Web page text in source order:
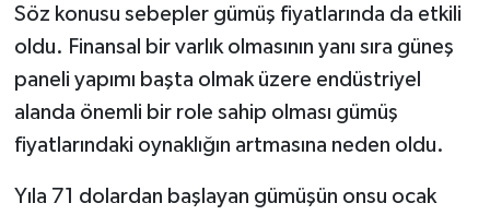
Söz konusu sebepler gümüş fiyatlarında da etkili
oldu. Finansal bir varlık olmasının yanı sıra güneş
paneli yapımı başta olmak üzere endüstriyel
alanda önemli bir role sahip olması gümüş
fiyatlarındaki oynaklığın artmasına neden oldu.
Yıla 71 dolardan başlayan gümüşün onsu ocak